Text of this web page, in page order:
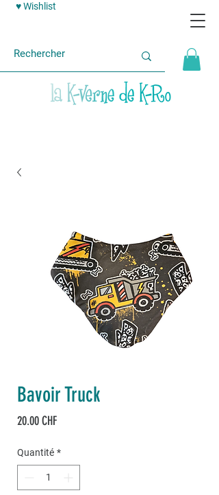
♥ Wishlist
Bavoir Truck
20.00 CHFPrix
Quantité *